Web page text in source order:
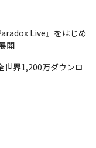
Live』をはじめ
開
界1,200万ダウンロ